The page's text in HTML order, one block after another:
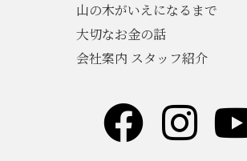
山の木がいえになるまで
大切なお金の話
会社案内 スタッフ紹介